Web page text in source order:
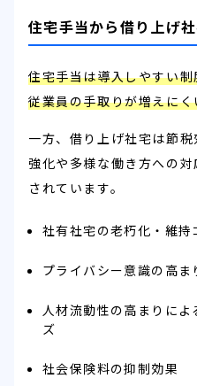
住宅手当から借り上げ
住宅手当は導入しやすい
従業員の手取りが増えに
一方、借り上げ社宅は節
強化や多様な働き方への
されています。
社有社宅の老朽化・維持
プライバシー意識の高ま
人材流動性の高まりに
ズ
社会保険料の抑制効果